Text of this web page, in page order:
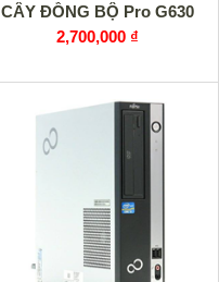
CÂY ĐỒNG BỘ Pro G630
2,700,000 ₫